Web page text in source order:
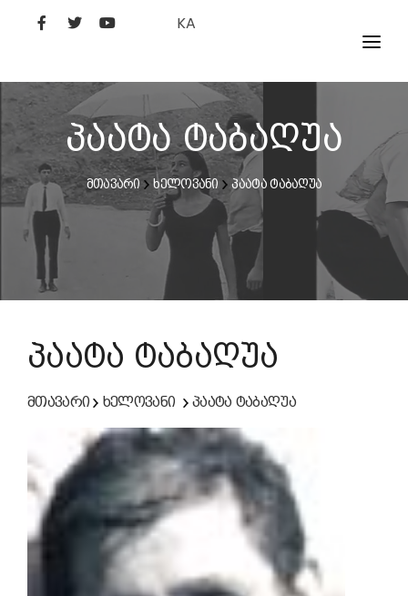
KA
ᲤᲘᲚᲛᲔᲑᲘ
ᲮᲔᲚᲝᲕᲐᲜᲘ
ᲙᲘᲜᲝᲡᲢᲣᲓᲘᲐ
ᲙᲘᲜᲝᲐᲙᲐᲓᲔᲛᲘᲐ
პაატა ტაბაღუა
მთავარი ხელოვანი პაატა ტაბაღუა
პაატა ტაბაღუა
მთავარი ხელოვანი პაატა ტაბაღუა